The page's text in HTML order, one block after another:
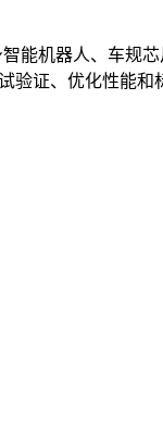
能机器人、车规
证、优化性能